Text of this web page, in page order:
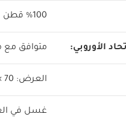
الأوروبي: متوافق مع
العرض: 70 × الطول: 142 × العمق: 19 سم